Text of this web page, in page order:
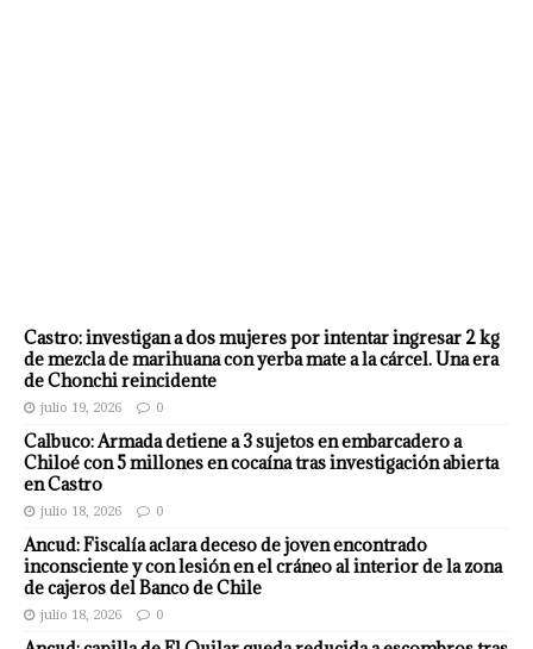
Castro: investigan a dos mujeres por intentar ingresar 2 kg
de mezcla de marihuana con yerba mate a la cárcel. Una era
de Chonchi reincidente
julio 19, 2026 0
Calbuco: Armada detiene a 3 sujetos en embarcadero a
Chiloé con 5 millones en cocaína tras investigación abierta
en Castro
julio 18, 2026 0
Ancud: Fiscalía aclara deceso de joven encontrado
inconsciente y con lesión en el cráneo al interior de la zona
de cajeros del Banco de Chile
julio 18, 2026 0